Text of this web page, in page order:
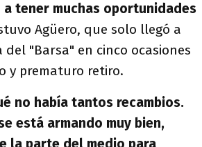
a tener muchas oportunidades
Agüero, que solo llegó a
"Barsa" en cinco ocasiones
y prematuro retiro.
no había tantos recambios.
está armando muy bien,